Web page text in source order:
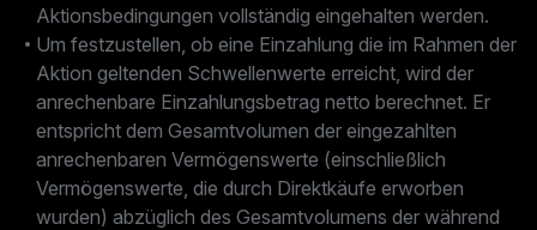
Aktionsbedingungen vollständig eingehalten werden.
Um festzustellen, ob eine Einzahlung die im Rahmen der
Aktion geltenden Schwellenwerte erreicht, wird der
anrechenbare Einzahlungsbetrag netto berechnet. Er
entspricht dem Gesamtvolumen der eingezahlten
anrechenbaren Vermögenswerte (einschließlich
Vermögenswerte, die durch Direktkäufe erworben
wurden) abzüglich des Gesamtvolumens der während